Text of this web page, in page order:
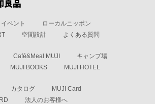
イベント
ローカルニッポン
空間設計 よくある質問
Café&Meal MUJI
キャンプ場
MUJI BOOKS MUJI HOTEL
カタログ
MUJI Card
法人のお客様へ